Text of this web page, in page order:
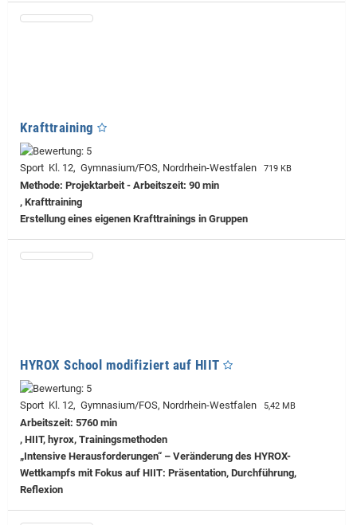
Krafttraining
Sport Kl. 12, Gymnasium/FOS, Nordrhein-Westfalen 719 KB
Methode: Projektarbeit - Arbeitszeit: 90 min
, Krafttraining
Erstellung eines eigenen Krafttrainings in Gruppen
HYROX School modifiziert auf HIIT
Sport Kl. 12, Gymnasium/FOS, Nordrhein-Westfalen 5,42 MB
Arbeitszeit: 5760 min
, HIIT, hyrox, Trainingsmethoden
„Intensive Herausforderungen“ – Veränderung des HYROX-
Wettkampfs mit Fokus auf HIIT: Präsentation, Durchführung,
Reflexion